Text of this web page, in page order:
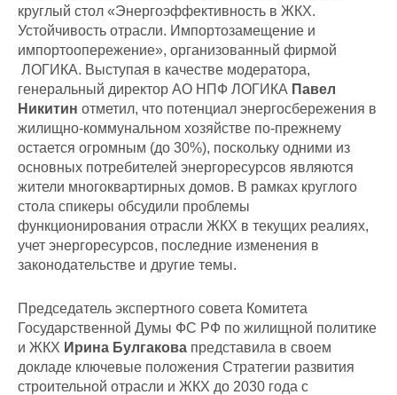
круглый стол «Энергоэффективность в ЖКХ.
Устойчивость отрасли. Импортозамещение и
импортоопережение», организованный фирмой
ЛОГИКА. Выступая в качестве модератора,
генеральный директор АО НПФ ЛОГИКА Павел
Никитин отметил, что потенциал энергосбережения в
жилищно-коммунальном хозяйстве по-прежнему
остается огромным (до 30%), поскольку одними из
основных потребителей энергоресурсов являются
жители многоквартирных домов. В рамках круглого
стола спикеры обсудили проблемы
функционирования отрасли ЖКХ в текущих реалиях,
учет энергоресурсов, последние изменения в
законодательстве и другие темы.
Председатель экспертного совета Комитета
Государственной Думы ФС РФ по жилищной политике
и ЖКХ Ирина Булгакова представила в своем
докладе ключевые положения Стратегии развития
строительной отрасли и ЖКХ до 2030 года с